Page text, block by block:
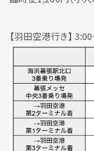
【羽田空港行き】